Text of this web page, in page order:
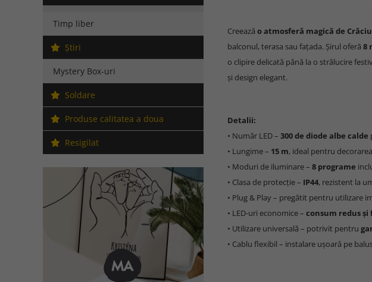
Timp liber
Ştiri
Mystery Box-uri
Soldare
Produse calitatea a doua
Resigilat
Creează o atmosferă magică de
balconul, terasa sau fațada. Șirul oferă 8
o clipire delicată până la o strălucire
și design elegant.
Detalii:
• Număr LED – 300 de diode albe calde
• Lungime – 15 m, ideal pentru
• Moduri de iluminare – 8 programe
• Clasa de protecție – IP44, rezistent la
• Plug & Play – pregătit pentru utilizare
• LED-uri economice – consum redus
• Utilizare universală – potrivit pentru
• Cablu flexibil – instalare ușoară pe